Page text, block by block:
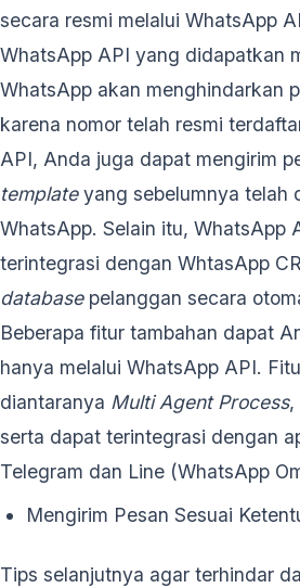
secara resmi melalui WhatsApp
WhatsApp API yang didapatkan
WhatsApp akan menghindarkan
karena nomor telah resmi
API, Anda juga dapat mengirim
templateyang sebelumnya telah
WhatsApp. Selain itu, WhatsApp
terintegrasi dengan WhtasApp
databasepelanggan secara
Beberapa fitur tambahan dapat
hanya melalui WhatsApp API.
diantaranya Multi Agent Process,
serta dapat terintegrasi dengan
Telegram dan Line (WhatsApp
Mengirim Pesan Sesuai
Tips selanjutnya agar terhindar